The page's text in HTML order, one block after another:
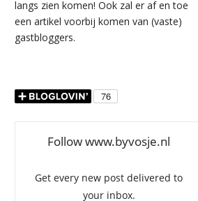
langs zien komen! Ook zal er af en toe
een artikel voorbij komen van (vaste)
gastbloggers.